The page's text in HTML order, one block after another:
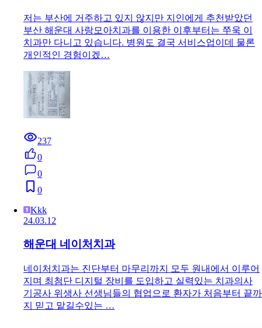
저는 부산에 거주하고 있지 않지만 지인에게 추천받았던
부산 해운대 사랑모아치과를 이용한 이후부터는 쭈욱 이
치과만 다니고 있습니다. 병원도 결국 서비스업이데 물론
개인적인 경험이겠…
237
0
0
0
Kkk
24.03.12
해운대 네이처치과
네이처치과는 진단부터 마무리까지 모두 원내에서 이루어
지며 최첨단 디지털 장비를 도입하고 실력있는 치과의사
기공사 위생사 선생님들의 협업으로 환자가 처음부터 끝까
지 믿고 맡길수있는 …